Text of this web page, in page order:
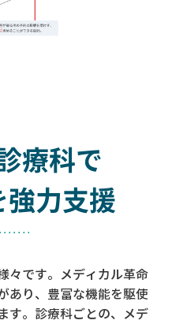
療科で
強力支援
々です。メディカル革命
あり、 豊富な機能を駆使
す。 診療科ごとの、メデ